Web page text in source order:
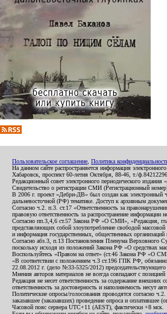
Пользовательское соглашение Политика
На данном сайте распространяется информация
Хабаровск, проспект 60-летия Октября, 88-46, т./
Редакционный совет электронного периодического
Свидетельство о регистрации СМИ (Регистрационный
В 2006 г. проект «Дебри-ДВ» был создан как электронный
дальневосточной (РФ) тематике. Доступ к архивным
Согласно ч.2. п.3. ст.17 «Ответственность за
правовую ответственность за распространение
Согласно пп.3,4,6 ст.57 Закона РФ «О СМИ», «Редакция,
представляющих собой злоупотребление свободой
и информация государственных, общественных организаций
Согласно абз.3, п.13 Постановления Пленума Верховного
поскольку исходя из положений Закона РФ «О средствах
Воспользуйтесь «Правом на ответ» (ст.46 Закона РФ «О
«В соответствии с положением ч.3 ст.196 ГПК РФ,
22.08.2012 г. (дело №33-5325/2012)
Мнения авторов материалов не всегда совпадают с
Редакция не несет ответственность за содержание
ответственность за достоверность и наполняемость несут
Политические опросы/голосования проводятся согласно
заказавшее (заказавших) проведение опроса и оплатившее
Часовой пояс сервера UTC+11 (AEST), фактически +8 мск.